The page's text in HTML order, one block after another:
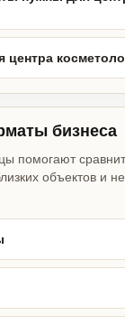
центра
бизнеса
помогают
объектов и